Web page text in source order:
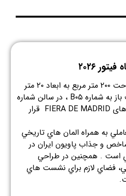
۲۰۲۶
امسال غرفه ایران به مساحت ۲۰۰ متر مربع به ابعاد ۲۰ متر
در۱۰متر، به صورت ۴ طرف باز به شماره B۰۵ ، در سالن شماره
۶ محل برگزاری نمايشگاه‌های FIERA DE MADRID قرار
به همراه المان هاي تاريخي
و جذاب پاويون ايران در
است . همچنين در طراحي
فضاي لازم براي نشست هاي